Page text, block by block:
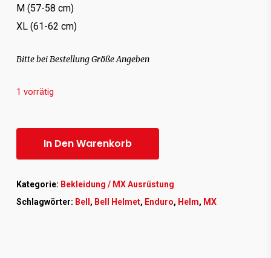
M (57-58 cm)
XL (61-62 cm)
Bitte bei Bestellung Größe Angeben
1 vorrätig
In Den Warenkorb
Kategorie: Bekleidung / MX Ausrüstung
Schlagwörter: Bell , Bell Helmet, Enduro, Helm, MX